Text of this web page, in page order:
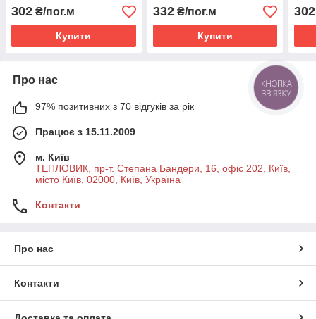
302 ₴/пог.м
Купити
332₴/пог.м
Купити
302
Про нас
97% позитивних з 70 відгуків за рік
Працює з 15.11.2009
м. Київ
ТЕПЛОВИК, пр-т. Степана Бандери, 16, офіс 202, Київ,
місто Київ, 02000, Київ, Україна
Контакти
Про нас
Контакти
КНОПКА
ЗВ'ЯЗКУ